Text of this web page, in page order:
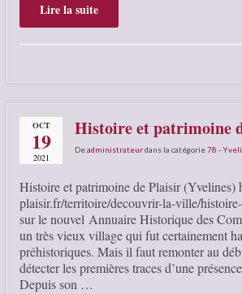
Lire la suite
OCT
19
2021
Histoire et patrimoine
Deadministrateurdans la catégorie78 -
Histoire et patrimoine de Plaisir
plaisir.fr/territoire/decouvrir-la-ville/
sur le nouvel Annuaire Historique des
un très vieux village qui fut certainement
préhistoriques. Mais il faut remonter au
détecter les premières traces d’une
Depuis son …